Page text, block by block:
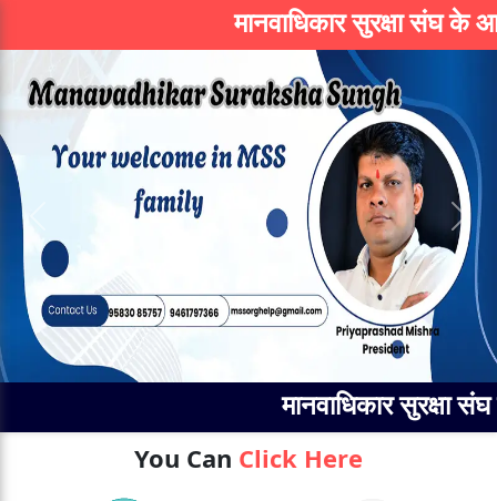
मानवाधिकार सुरक्षा संघ के
Next
मानवाधिकार सुरक्षा
You Can Click Here